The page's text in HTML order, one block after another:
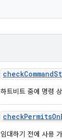
checkCommand
하트비트 중에 명령
checkPermitsOn
임대하기 전에 사용